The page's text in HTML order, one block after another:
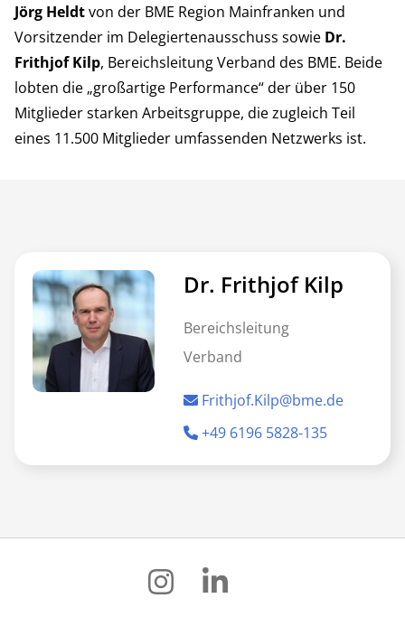
Jörg Heldtvon der BME Region Mainfranken und
Vorsitzender im Delegiertenausschuss sowie Dr.
Frithjof Kilp, Bereichsleitung Verband des BME. Beide
lobten die „großartige Performance“ der über 150
Mitglieder starken Arbeitsgruppe, die zugleich Teil
eines 11.500 Mitglieder umfassenden Netzwerks ist.
Dr. Frithjof Kilp
Bereichsleitung
Verband
Frithjof.Kilp@bme.de
+49 6196 5828-135